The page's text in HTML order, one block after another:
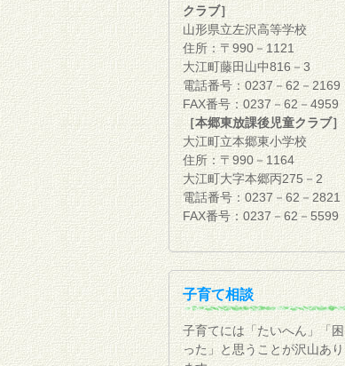
クラブ］
山形県立左沢高等学校
住所：〒990－1121
大江町藤田山中816－3
電話番号：0237－62－2169
FAX番号：0237－62－4959
［本郷東放課後児童クラブ］
大江町立本郷東小学校
住所：〒990－1164
大江町大字本郷丙275－2
電話番号：0237－62－2821
FAX番号：0237－62－5599
子育て相談
子育てには「たいへん」「困
った」と思うことが沢山あり